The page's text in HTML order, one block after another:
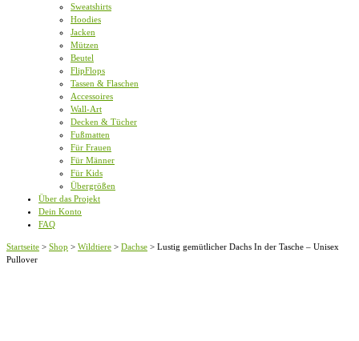
Sweatshirts
Hoodies
Jacken
Mützen
Beutel
FlipFlops
Tassen & Flaschen
Accessoires
Wall-Art
Decken & Tücher
Fußmatten
Für Frauen
Für Männer
Für Kids
Übergrößen
Über das Projekt
Dein Konto
FAQ
Startseite > Shop > Wildtiere > Dachse > Lustig gemütlicher Dachs In der Tasche – Unisex
Pullover